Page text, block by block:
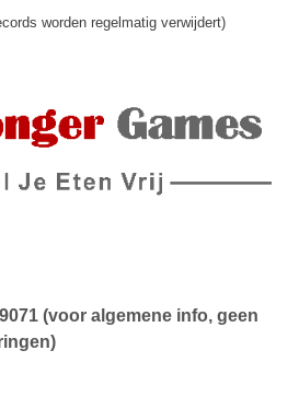
worden regelmatig verwijdert)
(voor algemene info, geen